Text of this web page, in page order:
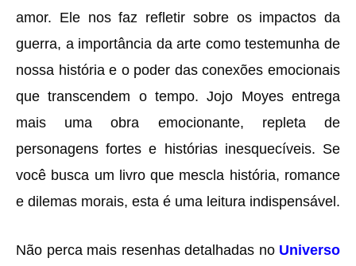
amor. Ele nos faz refletir sobre os impactos da
guerra, a importância da arte como testemunha de
nossa história e o poder das conexões emocionais
que transcendem o tempo. Jojo Moyes entrega
mais uma obra emocionante, repleta de
personagens fortes e histórias inesquecíveis. Se
você busca um livro que mescla história, romance
e dilemas morais, esta é uma leitura indispensável.
Não perca mais resenhas detalhadas no Universo